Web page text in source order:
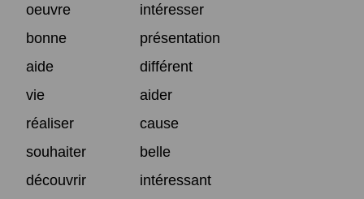
oeuvre
intéresser
bonne
présentation
aide
différent
vie
aider
réaliser
cause
souhaiter
belle
découvrir
intéressant